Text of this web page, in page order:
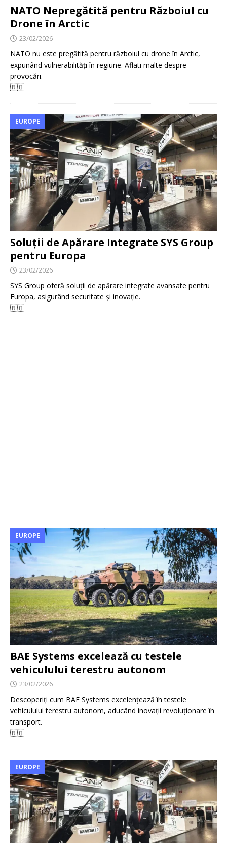
NATO Nepregătită pentru Războiul cu
Drone în Arctic
23/02/2026
NATO nu este pregătită pentru războiul cu drone în Arctic,
expunând vulnerabilități în regiune. Aflati malte despre
provocări.
🇷🇴
EUROPE
Soluții de Apărare Integrate SYS Group
pentru Europa
23/02/2026
SYS Group oferă soluții de apărare integrate avansate pentru
Europa, asigurând securitate și inovație.
🇷🇴
EUROPE
BAE Systems excelează cu testele
vehiculului terestru autonom
23/02/2026
Descoperiți cum BAE Systems excelențează în testele
vehiculului terestru autonom, aducând inovații revoluționare în
transport.
🇷🇴
EUROPE